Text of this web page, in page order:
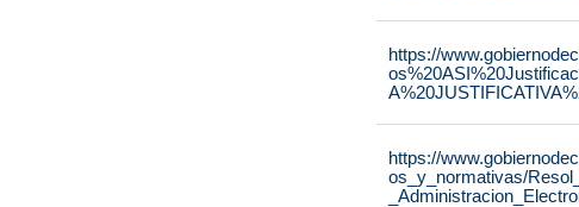
https://
https://
os_y_normativas/